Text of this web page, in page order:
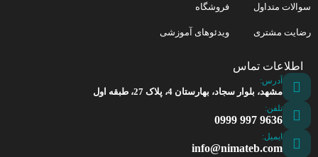
سوالات متداول
رضایت مشتری
فروشگاه
ویدئوهای آموزشی
اطلاعات تماس
آدرس:
مشهد، بلوار سجاد، بهارستان 4، پلاک 27، طبقه اول
تلفن:
9636 997 0999
ایمیل:
info@nimateb.com